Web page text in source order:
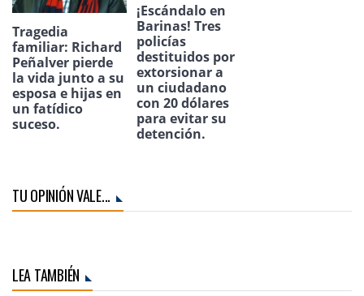
Tragedia
familiar: Richard
Peñalver pierde
la vida junto a su
esposa e hijas en
un fatídico
suceso.
¡Escándalo en
Barinas! Tres
policías
destituidos por
extorsionar a
un ciudadano
con 20 dólares
para evitar su
detención.
TU OPINIÓN VALE...
LEA TAMBIÉN